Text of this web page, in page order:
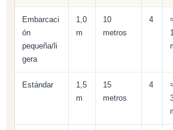
Embarcaci
ón
pequeña/li
gera
1,0
m
10
metros
4
Estándar
1,5
m
15
metros
4